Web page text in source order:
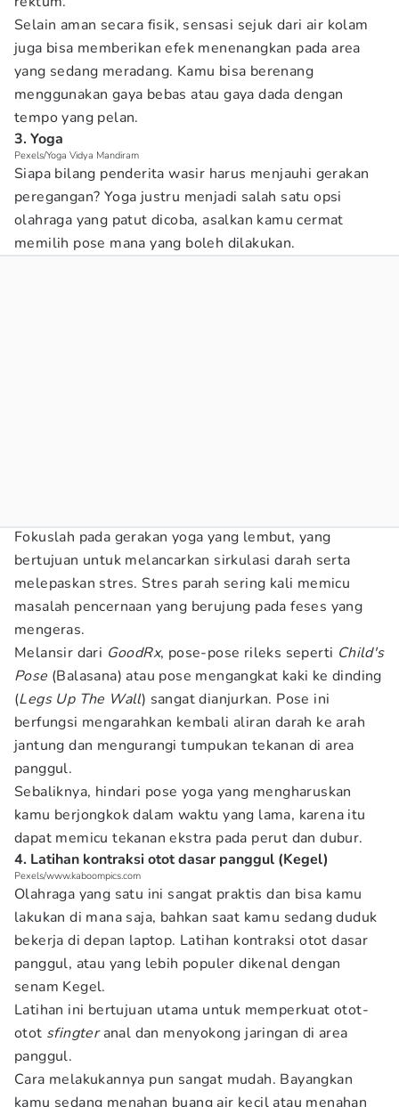
Selain aman secara fisik, sensasi sejuk dari air kolam
juga bisa memberikan efek menenangkan pada area
yang sedang meradang. Kamu bisa berenang
menggunakan gaya bebas atau gaya dada dengan
tempo yang pelan.
3. Yoga
Pexels/Yoga Vidya Mandiram
Siapa bilang penderita wasir harus menjauhi gerakan
peregangan? Yoga justru menjadi salah satu opsi
olahraga yang patut dicoba, asalkan kamu cermat
memilih pose mana yang boleh dilakukan.
Fokuslah pada gerakan yoga yang lembut, yang
bertujuan untuk melancarkan sirkulasi darah serta
melepaskan stres. Stres parah sering kali memicu
masalah pencernaan yang berujung pada feses yang
mengeras.
Melansir dari GoodRx, pose-pose rileks seperti Child's
Pose (Balasana) atau pose mengangkat kaki ke dinding
(Legs Up The Wall) sangat dianjurkan. Pose ini
berfungsi mengarahkan kembali aliran darah ke arah
jantung dan mengurangi tumpukan tekanan di area
panggul.
Sebaliknya, hindari pose yoga yang mengharuskan
kamu berjongkok dalam waktu yang lama, karena itu
dapat memicu tekanan ekstra pada perut dan dubur.
4. Latihan kontraksi otot dasar panggul (Kegel)
Pexels/www.kaboompics.com
Olahraga yang satu ini sangat praktis dan bisa kamu
lakukan di mana saja, bahkan saat kamu sedang duduk
bekerja di depan laptop. Latihan kontraksi otot dasar
panggul, atau yang lebih populer dikenal dengan
senam Kegel.
Latihan ini bertujuan utama untuk memperkuat otot-
otot sfingteranal dan menyokong jaringan di area
panggul.
Cara melakukannya pun sangat mudah. Bayangkan
kamu sedang menahan buang air kecil atau menahan